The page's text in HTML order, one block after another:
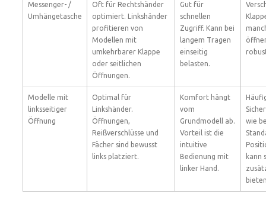
Messenger- /
Umhängetasche
Oft für Rechtshänder
optimiert. Linkshänder
profitieren von
Modellen mit
umkehrbarer Klappe
oder seitlichen
Öffnungen.
Gut für
schnellen
Zugriff. Kann bei
langem Tragen
einseitig
belasten.
Modelle mit
linksseitiger
Öffnung
Optimal für
Linkshänder.
Öffnungen,
Reißverschlüsse und
Fächer sind bewusst
links platziert.
Komfort hängt
vom
Grundmodell ab.
Vorteil ist die
intuitive
Bedienung mit
linker Hand.
wie
kann